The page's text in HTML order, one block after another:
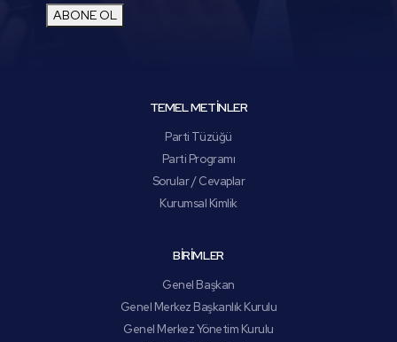
ABONE OL
TEMEL METİNLER
Parti Tüzüğü
Parti Programı
Sorular / Cevaplar
Kurumsal Kimlik
BİRİMLER
Genel Başkan
Genel Merkez Başkanlık Kurulu
Genel Merkez Yönetim Kurulu